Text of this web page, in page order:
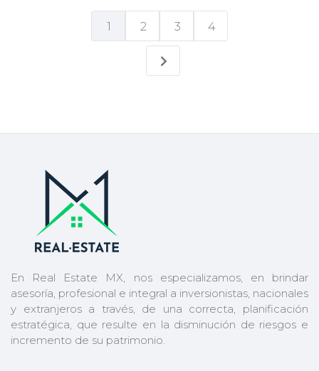
1 2 3 4
En Real Estate MX, nos especializamos, en brindar
asesoría, profesional e integral a inversionistas, nacionales
y extranjeros a través, de una correcta, planificación
estratégica, que resulte en la disminución de riesgos e
incremento de su patrimonio.